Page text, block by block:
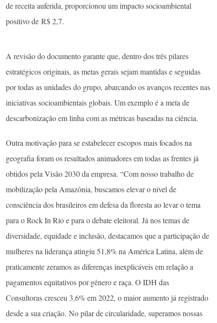
de receita auferida, proporcionou um impacto socioambiental
positivo de R$ 2,7.
A revisão do documento garante que, dentro dos três pilares
estratégicos originais, as metas gerais sejam mantidas e seguidas
por todas as unidades do grupo, abarcando os avanços recentes nas
iniciativas socioambientais globais. Um exemplo é a meta de
descarbonização em linha com as métricas baseadas na ciência.
Outra motivação para se estabelecer escopos mais focados na
geografia foram os resultados animadores em todas as frentes já
obtidos pela Visão 2030 da empresa. “Com nosso trabalho de
mobilização pela Amazônia, buscamos elevar o nível de
consciência dos brasileiros em defesa da floresta ao levar o tema
para o Rock In Rio e para o debate eleitoral. Já nos temas de
diversidade, equidade e inclusão, destacamos que a participação de
mulheres na liderança atingiu 51,8% na América Latina, além de
praticamente zeramos as diferenças inexplicáveis em relação a
pagamentos equitativos por gênero e raça. O IDH das
Consultoras cresceu 3,6% em 2022, o maior aumento já registrado
desde a sua criação. No pilar de circularidade, superamos nossas